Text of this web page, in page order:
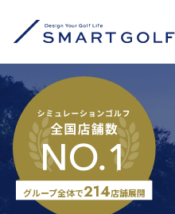
グループ全体で214店舗展開